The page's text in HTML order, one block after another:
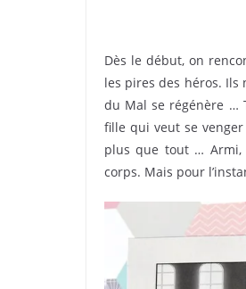
Dès le début, on
les pires des héros. Ils
du Mal se régénère …
fille qui veut se
plus que tout … Armi,
corps. Mais pour